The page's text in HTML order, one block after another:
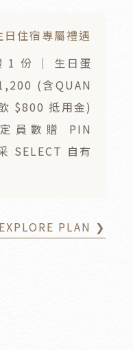
住宿專屬禮遇
1 份 ｜ 生日蛋
(含QUAN
$800 抵用金)
員數贈 PIN
SELECT 自有
EXPLORE PLAN ❯